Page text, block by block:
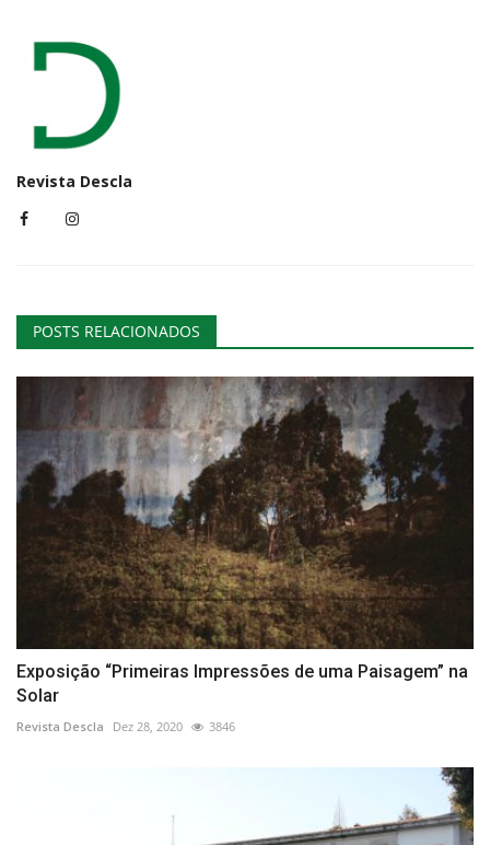
Revista Descla
POSTS RELACIONADOS
Exposição “Primeiras Impressões de uma Paisagem” na
Solar
Revista Descla Dez 28, 2020 3846